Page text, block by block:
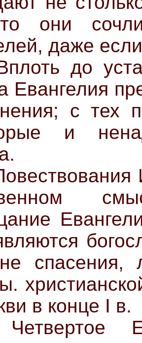
они
даже
до
Евангелия
с тех
и
спасения,
в конце I в.